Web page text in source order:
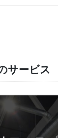
サービス